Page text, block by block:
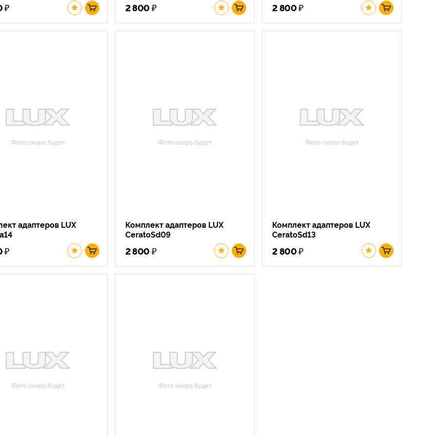
₽ 2 800 ₽ 2 800₽
адаптеров LUX
₽
Комплект адаптеров LUX
CeratoSd09
2 800 ₽
Комплект адаптеров LUX
CeratoSd13
2 800₽